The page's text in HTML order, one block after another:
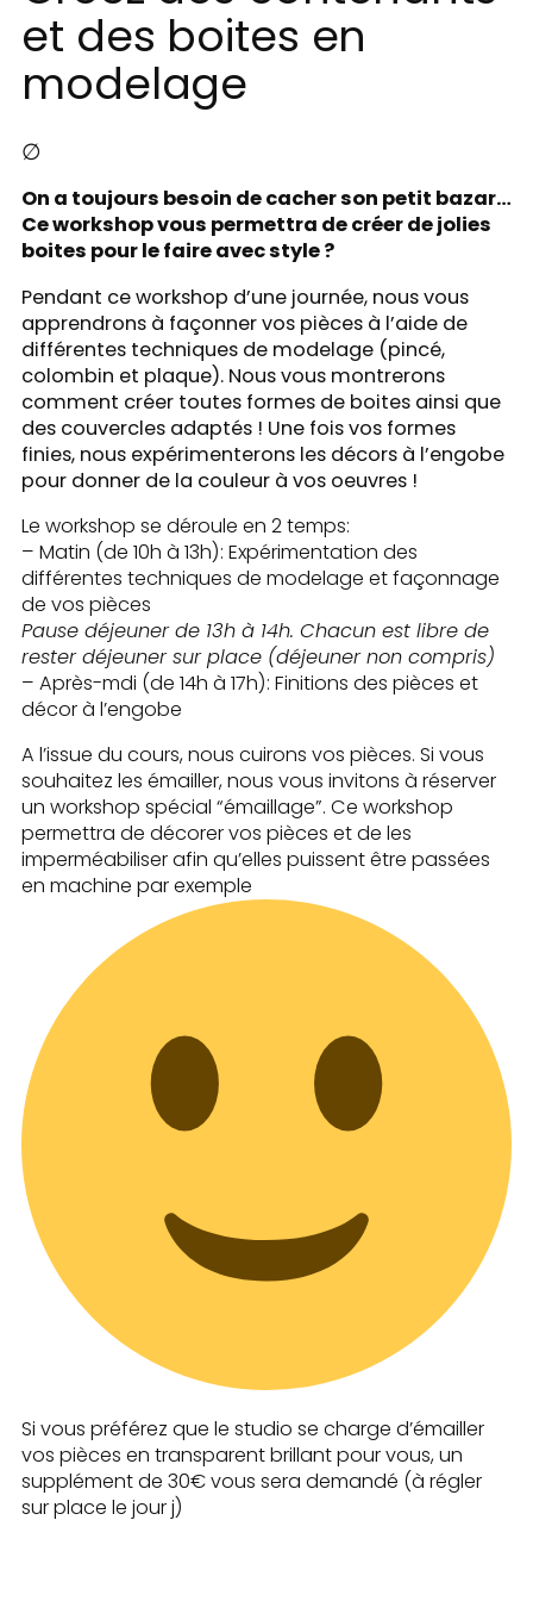
et des boites en
modelage
∅
On a toujours besoin de cacher son petit bazar…
Ce workshop vous permettra de créer de jolies
boites pour le faire avec style ?
Pendant ce workshop d’une journée, nous vous
apprendrons à façonner vos pièces à l’aide de
différentes techniques de modelage (pincé,
colombin et plaque). Nous vous montrerons
comment créer toutes formes de boites ainsi que
des couvercles adaptés ! Une fois vos formes
finies, nous expérimenterons les décors à l’engobe
pour donner de la couleur à vos oeuvres !
Le workshop se déroule en 2 temps:
– Matin (de 10h à 13h): Expérimentation des
différentes techniques de modelage et façonnage
de vos pièces
Pause déjeuner de 13h à 14h. Chacun est libre de
rester déjeuner sur place (déjeuner non compris)
– Après-mdi (de 14h à 17h): Finitions des pièces et
décor à l’engobe
A l’issue du cours, nous cuirons vos pièces. Si vous
souhaitez les émailler, nous vous invitons à réserver
un workshop spécial “émaillage”. Ce workshop
permettra de décorer vos pièces et de les
imperméabiliser afin qu’elles puissent être passées
en machine par exemple
Si vous préférez que le studio se charge d’émailler
vos pièces en transparent brillant pour vous, un
supplément de 30€ vous sera demandé (à régler
sur place le jour j)